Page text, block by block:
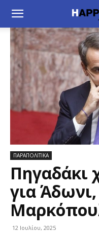
ΠΑΡΑΠΟΛΙΤΙΚΑ
Πηγαδάκι
για
12 Ιουλίου, 2025